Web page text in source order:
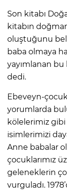
Son kitabı
kitabın
oluştuğunu
baba olmaya
yayımlanan
dedi.
Ebeveyn-
yorumlarda
kölelerimiz gibi
isimlerimizi
Anne babalar
çocuklarımız
geleneklerin
vurguladı.